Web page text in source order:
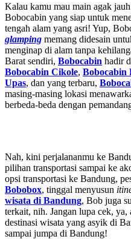
Kalau kamu mau main agak
Bobocabin yang siap untuk
tengah alam yang asri! Yup,
glamping memang didesain
menginap di alam tanpa
Barat sendiri, Bobocabin hadir
Bobocabin Cikole, Bobocabin
Upas, dan yang terbaru,
masing-masing lokasi
berbeda-beda dengan
Nah, kini perjalananmu ke
pilihan transportasi sampai ke
opsi transportasi ke Bandung,
Bobobox, tinggal menyusun
wisata di Bandung, Bob juga
terkait, nih. Jangan lupa cek, ya,
destinasi wisata yang asyik di
sampai jumpa di Bandung!